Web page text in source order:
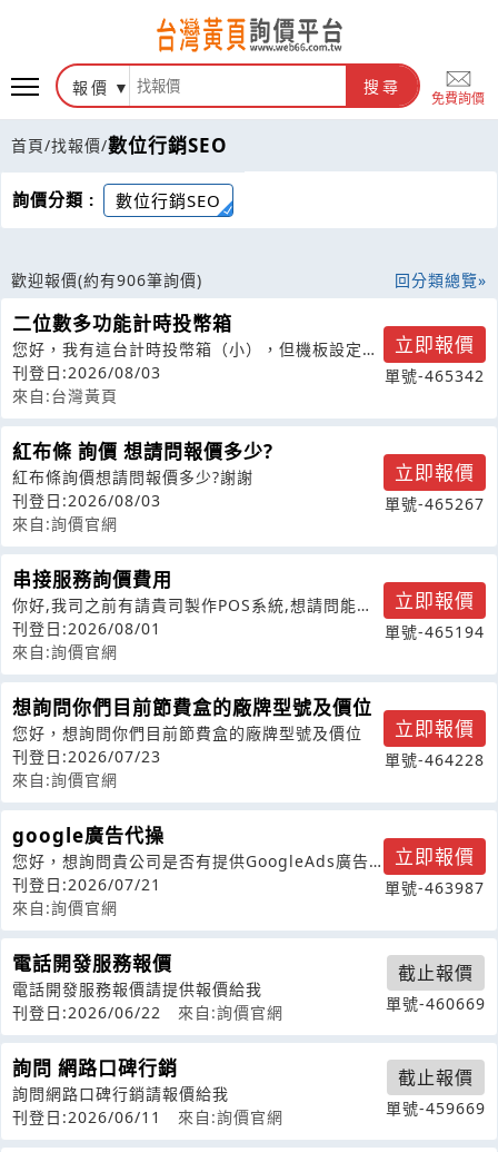
報價 搜尋
免費詢價
首頁/找報價/數位行銷SEO
詢價分類 : 數位行銷SEO
歡迎報價(約有906筆詢價) 回分類總覽
二位數多功能計時投幣箱
您好，我有這台計時投幣箱（小），但機板設定說
明書遺失了，請問如何取得說明書呢？
刊登日:2026/08/03
來自:台灣黃頁
立即報價
單號-465342
紅布條 詢價 想請問報價多少?
紅布條詢價想請問報價多少?謝謝
刊登日:2026/08/03
來自:詢價官網
立即報價
單號-465267
串接服務詢價費用
你好,我司之前有請貴司製作POS系統,想請問能否
串接wordpress?
刊登日:2026/08/01
來自:詢價官網
立即報價
單號-465194
想詢問你們目前節費盒的廠牌型號及價位
您好，想詢問你們目前節費盒的廠牌型號及價位
刊登日:2026/07/23
來自:詢價官網
立即報價
單號-464228
google廣告代操
您好，想詢問貴公司是否有提供GoogleAds廣告
代操服務。目前需求如下：•廣告
刊登日:2026/07/21
來自:詢價官網
立即報價
單號-463987
電話開發服務報價
電話開發服務報價請提供報價給我
刊登日:2026/06/22
來自:詢價官網
截止報價
單號-460669
詢問 網路口碑行銷
詢問網路口碑行銷請報價給我
刊登日:2026/06/11
來自:詢價官網
截止報價
單號-459669